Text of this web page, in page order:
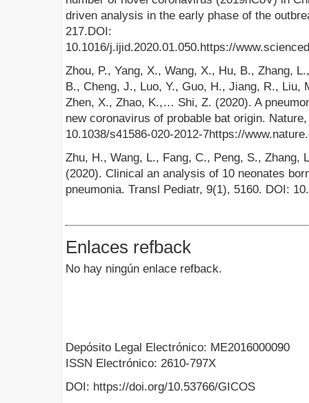
driven analysis in the early phase of the
217.DOI:
10.1016/j.ijid.2020.01.050.https://
Zhou, P., Yang, X., Wang, X., Hu, B., Zhang,
B., Cheng, J., Luo, Y., Guo, H., Jiang, R., Liu,
Zhen, X., Zhao, K.,… Shi, Z. (2020). A
new coronavirus of probable bat origin.
10.1038/s41586-020-2012-7https://
Zhu, H., Wang, L., Fang, C., Peng, S., Zhang,
(2020). Clinical an analysis of 10 neonates
pneumonia. Transl Pediatr, 9(1), 5160. DOI:
Enlaces refback
No hay ningún enlace refback.
Depósito Legal Electrónico: ME2016000090
ISSN Electrónico: 2610-797X
DOI: https://doi.org/10.53766/GICOS